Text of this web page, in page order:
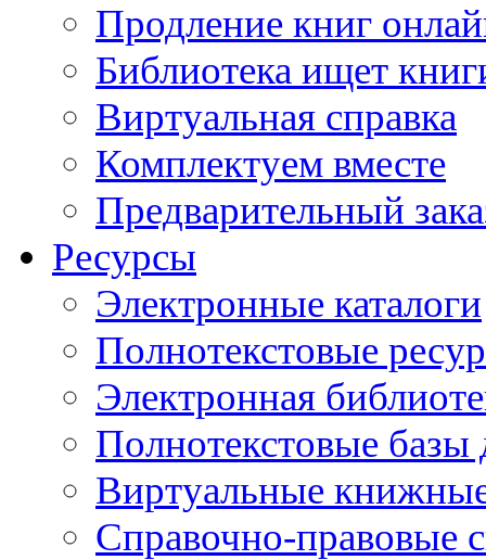
Продление книг
Библиотека ищет
Виртуальная справка
Комплектуем вместе
Предварительный
Ресурсы
Электронные каталоги
Полнотекстовые
Электронная
Полнотекстовые
Виртуальные
Справочно-правовые